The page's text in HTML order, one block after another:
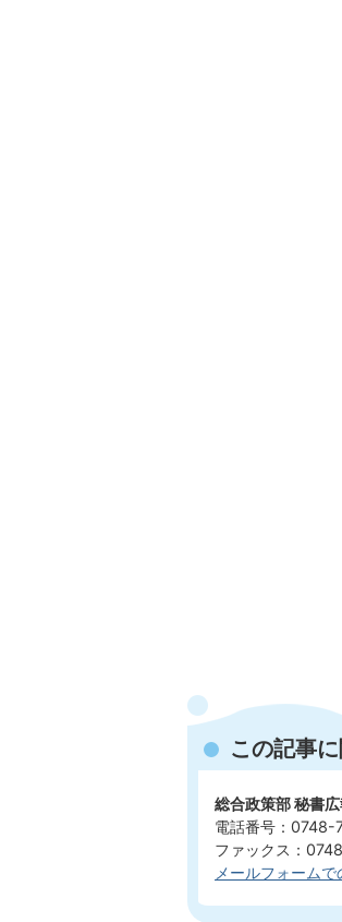
この記事
総合政策部 秘書
電話番号：
ファックス：
メールフォーム